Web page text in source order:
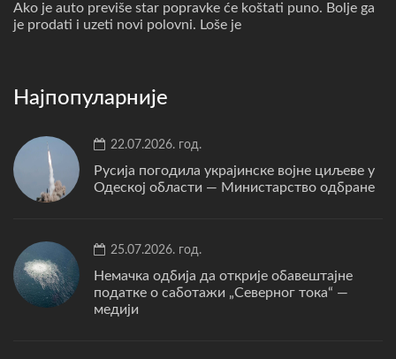
Ako je auto previše star popravke će koštati puno. Bolje ga
je prodati i uzeti novi polovni. Loše je
Најпопуларније
22.07.2026. год.
Русија погодила украјинске војне циљеве у
Одеској области — Министарство одбране
25.07.2026. год.
Немачка одбија да открије обавештајне
податке о саботажи „Северног тока“ —
медији